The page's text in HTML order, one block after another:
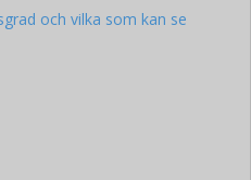
och vilka som kan se